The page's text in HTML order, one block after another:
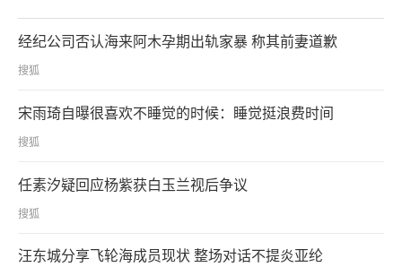
经纪公司否认海来阿木孕期出轨家暴 称其前妻道歉
搜狐
宋雨琦自曝很喜欢不睡觉的时候：睡觉挺浪费时间
搜狐
任素汐疑回应杨紫获白玉兰视后争议
搜狐
汪东城分享飞轮海成员现状 整场对话不提炎亚纶